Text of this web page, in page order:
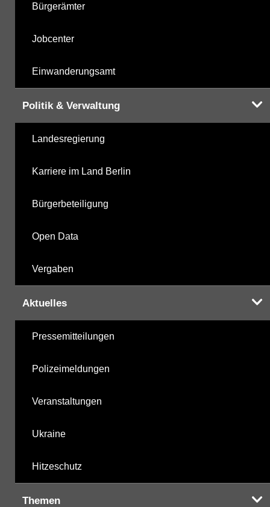
Bürgerämter
Jobcenter
Einwanderungsamt
Politik & Verwaltung
Landesregierung
Karriere im Land Berlin
Bürgerbeteiligung
Open Data
Vergaben
Aktuelles
Pressemitteilungen
Polizeimeldungen
Veranstaltungen
Ukraine
Hitzeschutz
Themen